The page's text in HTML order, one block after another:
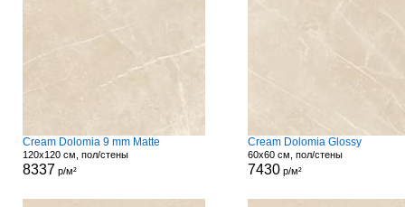
Cream Dolomia 9 mm Matte
120x120 см, пол/стены
8337 р/м²
Cream Dolomia Glossy
60x60 см, пол/стены
7430 р/м²